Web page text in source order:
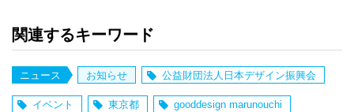
関連するキーワード
ニュース お知らせ 公益財団法人日本デザイン振興会
イベント 東京都 gooddesign marunouchi